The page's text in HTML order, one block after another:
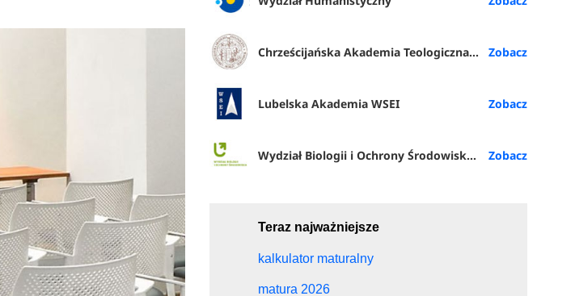
Chrześcijańska Akademia Teologiczna w Warszawie
Lubelska Akademia WSEI
Wydział Biologii i Ochrony Środowiska UŁ
Teraz najważniejsze
kalkulator maturalny
matura 2026